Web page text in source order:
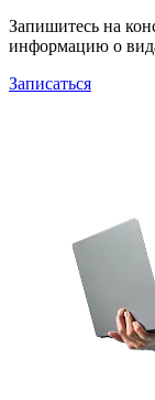
Запишитесь на
информацию о
Записаться